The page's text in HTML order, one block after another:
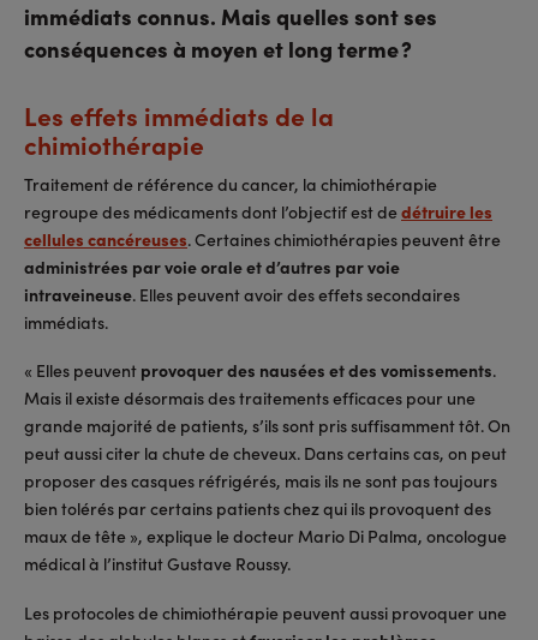
immédiats connus. Mais quelles sont ses
conséquences à moyen et long terme ?
Les effets immédiats de la
chimiothérapie
Traitement de référence du cancer, la chimiothérapie
regroupe des médicaments dont l’objectif est dedétruire les
cellules cancéreuses. Certaines chimiothérapies peuvent être
administrées par voie orale et d’autres par voie
intraveineuse. Elles peuvent avoir des effets secondaires
immédiats.
« Elles peuvent provoquer des nausées et des vomissements.
Mais il existe désormais des traitements efficaces pour une
grande majorité de patients, s’ils sont pris suffisamment tôt. On
peut aussi citer la chute de cheveux. Dans certains cas, on peut
proposer des casques réfrigérés, mais ils ne sont pas toujours
bien tolérés par certains patients chez qui ils provoquent des
maux de tête », explique le docteur Mario Di Palma, oncologue
médical à l’institut Gustave Roussy.
Les protocoles de chimiothérapie peuvent aussi provoquer une